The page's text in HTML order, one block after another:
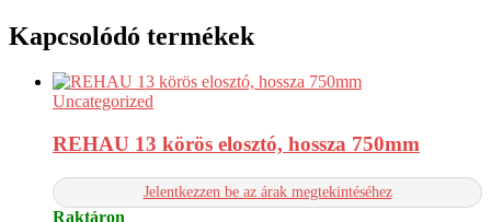
Kapcsolódó termékek
Uncategorized
REHAU 13 körös elosztó, hossza 750mm
Jelentkezzen be az árak megtekintéséhez
Raktáron